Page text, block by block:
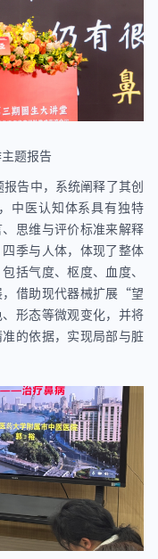
题报告
告中，系统阐释了其创
中医认知体系具有独特
思维与评价标准来解释
季与人体，体现了整体
括气度、枢度、血度、
，借助现代器械扩展“望
形态等微观变化，并将
的依据，实现局部与脏